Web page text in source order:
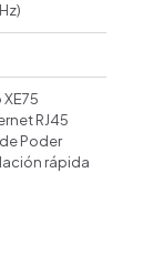
RJ45
Poder
rápida